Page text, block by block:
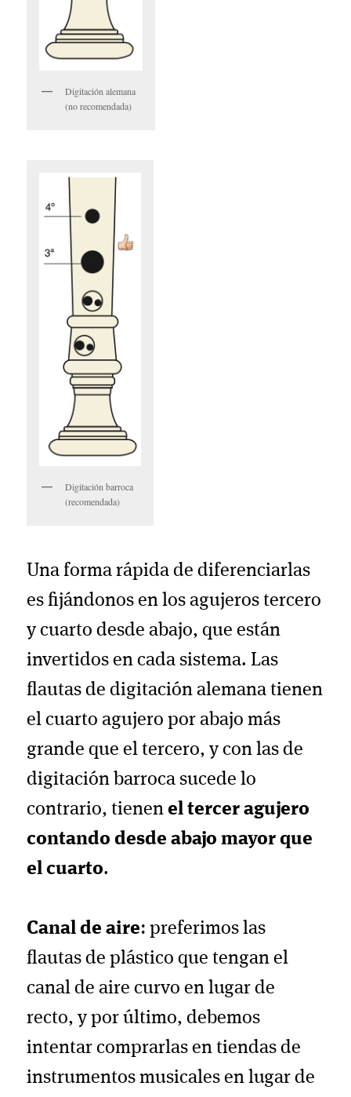
Digitación alemana
(no recomendada)
Digitación barroca
(recomendada)
Una forma rápida de diferenciarlas
es fijándonos en los agujeros tercero
y cuarto desde abajo, que están
invertidos en cada sistema. Las
flautas de digitación alemana tienen
el cuarto agujero por abajo más
grande que el tercero, y con las de
digitación barroca sucede lo
contrario, tienenel tercer agujero
contando desde abajo mayor que
el cuarto.
Canal de aire: preferimos las
flautas de plástico que tengan el
canal de aire curvo en lugar de
recto, y por último, debemos
intentar comprarlas en tiendas de
instrumentos musicales en lugar de